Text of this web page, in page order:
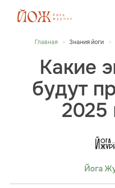
Главная Знания йоги
Какие
будут
2025
Йога